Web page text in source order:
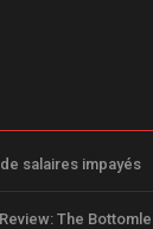
salaires impayés
The